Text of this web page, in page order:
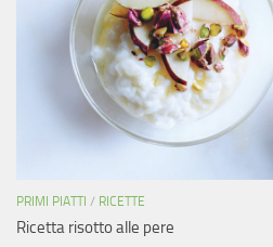
PRIMI PIATTI / RICETTE
Ricetta risotto alle pere